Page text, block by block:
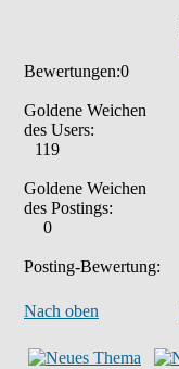
Bewertungen:0
Goldene Weichen
des Users:
119
Goldene Weichen
des Postings:
0
Posting-Bewertung:
Nach oben